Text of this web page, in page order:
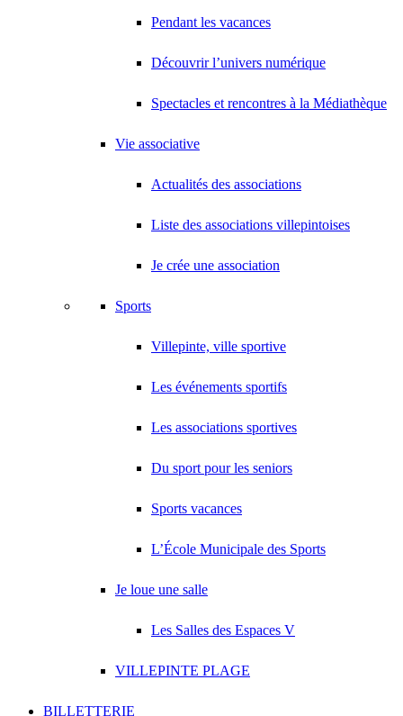
Pendant les vacances
Découvrir l’univers numérique
Spectacles et rencontres à la Médiathèque
Vie associative
Actualités des associations
Liste des associations villepintoises
Je crée une association
Sports
Villepinte, ville sportive
Les événements sportifs
Les associations sportives
Du sport pour les seniors
Sports vacances
L’École Municipale des Sports
Je loue une salle
Les Salles des Espaces V
VILLEPINTE PLAGE
BILLETTERIE